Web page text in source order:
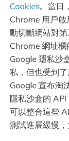
Cookies。當日
Chrome 用戶
動切斷網站對
Chrome 網址
Google 隱私沙
私，但也受到
Google 宣布淘
隱私沙盒的
可以整合這些
測試進展緩慢，